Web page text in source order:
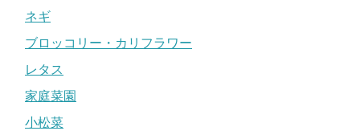
ネギ
ブロッコリー・カリフラワー
レタス
家庭菜園
小松菜